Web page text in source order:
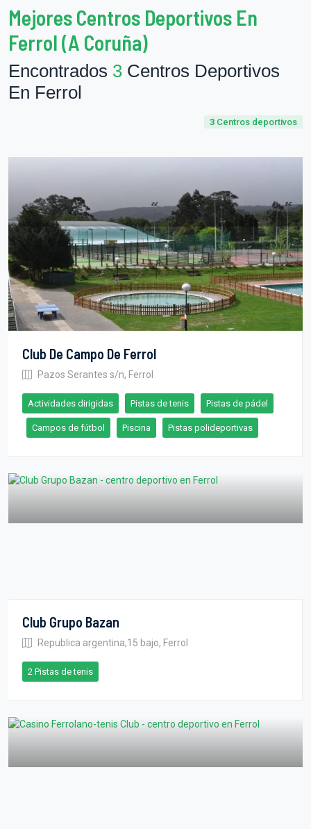
Mejores Centros Deportivos En
Ferrol (A Coruña)
Encontrados 3 Centros Deportivos
En Ferrol
3 Centros deportivos
Club De Campo De Ferrol
Pazos Serantes s/n, Ferrol
Actividades dirigidas Pistas de tenis Pistas de pádel
Campos de fútbol Piscina Pistas polideportivas
Club Grupo Bazan
Republica argentina,15 bajo, Ferrol
2 Pistas de tenis